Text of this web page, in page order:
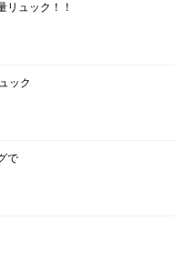
リュック！！
ック
で